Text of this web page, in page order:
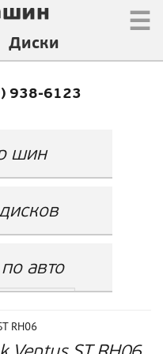
Диски
☰
938-6123
шин
Show
авто
RH06